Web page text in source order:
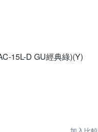
15L-D GU經典綠)(Y)